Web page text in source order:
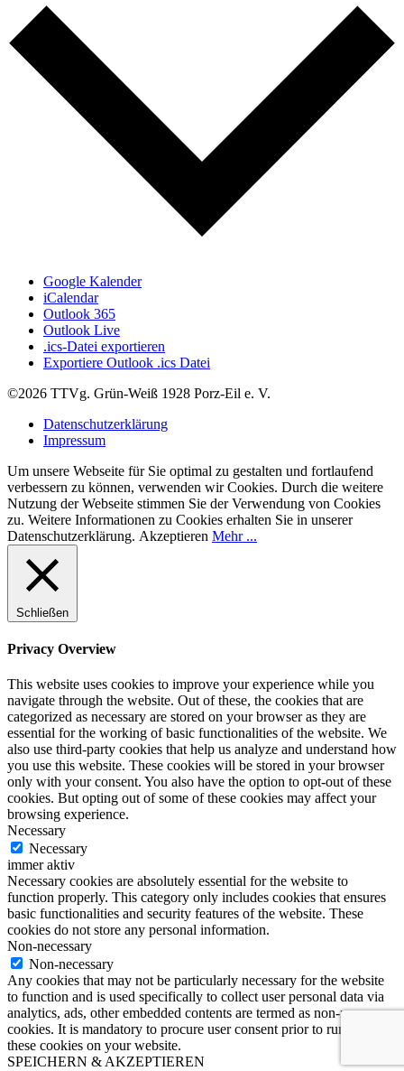
Google Kalender
iCalendar
Outlook 365
Outlook Live
.ics-Datei exportieren
Exportiere Outlook .ics Datei
©2026 TTVg. Grün-Weiß 1928 Porz-Eil e. V.
Datenschutzerklärung
Impressum
Um unsere Webseite für Sie optimal zu gestalten und fortlaufend
verbessern zu können, verwenden wir Cookies. Durch die weitere
Nutzung der Webseite stimmen Sie der Verwendung von Cookies
zu. Weitere Informationen zu Cookies erhalten Sie in unserer
Datenschutzerklärung. Akzeptieren Mehr ...
Schließen
Privacy Overview
This website uses cookies to improve your experience while you
navigate through the website. Out of these, the cookies that are
categorized as necessary are stored on your browser as they are
essential for the working of basic functionalities of the website. We
also use third-party cookies that help us analyze and understand how
you use this website. These cookies will be stored in your browser
only with your consent. You also have the option to opt-out of these
cookies. But opting out of some of these cookies may affect your
browsing experience.
Necessary
Necessary
immer aktiv
Necessary cookies are absolutely essential for the website to
function properly. This category only includes cookies that ensures
basic functionalities and security features of the website. These
cookies do not store any personal information.
Non-necessary
Non-necessary
Any cookies that may not be particularly necessary for the website
to function and is used specifically to collect user personal data via
analytics, ads, other embedded contents are termed as non-necessary
cookies. It is mandatory to procure user consent prior to running
these cookies on your website.
SPEICHERN & AKZEPTIEREN